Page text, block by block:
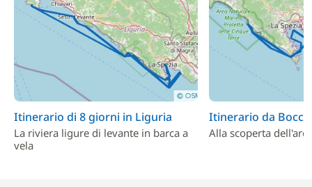
Itinerario di 8 giorni in Liguria
La riviera ligure di levante in barca a
vela
Itinerario da
Alla scoperta